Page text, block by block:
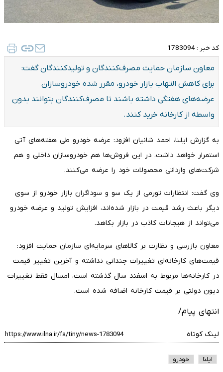
کد خبر : 1783094
معاون سازمان حمایت مصرف‌کنندگان و تولیدکنندگان گفت:
برای کاهش التهاب بازار خودرو، مقرر شده خودروسازان
عرضه‌های هفتگی داشته باشند تا مصرف‌کنندگان بتوانند بدون
واسطه از کارخانه خرید کنند.
به گزارش ایلنا، احمد شانیان افزود: عرضه خودرو طی هفته‌های آتی
استمرار خواهد داشت، در این فروش‌ها هم خودروسازان داخلی و هم
شرکت‌های وارداتی محصولات خود را عرضه می‌کنند.
وی گفت: انتظارات تورمی از یک سو و سوداگران بازار خودرو از سوی
دیگر باعث رشد قیمت در بازار شده‌اند، افزایش تولید و عرضه خودرو
می‌تواند از هیجانات کاذب در بازار بکاهد.
معاون بازرسی و نظارت بر کالا‌های سرمایه‌ای سازمان حمایت افزود:
قیمت‌های کارخانه‌ای تغییرات چندانی نداشته و آخرین تغییر قیمت
در کارخانه‌ها مربوط به اسفند سال گذشته است، امسال فقط تغییرات
دیون دولتی بر قیمت کارخانه اضافه شده است.
انتهای پیام/
لینک کوتاه
ایلنا خودرو